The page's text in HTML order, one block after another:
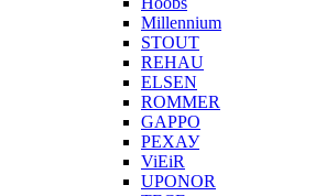
Millennium
STOUT
REHAU
ELSEN
ROMMER
GAPPO
РЕХАУ
ViEiR
UPONOR